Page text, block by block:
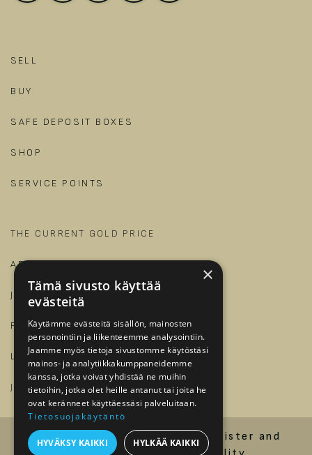
SELL
BUY
SAFE DEPOSIT BOXES
SHOP
SERVICE POINTS
THE CURRENT GOLD PRICE
ARTICLES AND GUIDES
JALONOM
FOR BUSINESSES
LOG IN
JOIN OUR TEAM?​
Order and delivery terms
Register and
×
Tämä sivusto käyttää
evästeitä
Käytämme evästeitä sisällön, mainosten
personointiin ja liikenteemme analysointiin.
Jaamme myös tietoja sivustomme käytöstäsi
mainos- ja analytiikkakumppaneidemme
kanssa, jotka voivat yhdistää ne muihin
tietoihin, jotka olet heille antanut tai joita he
ovat keränneet käyttäessäsi palveluitaan.
Tietosuojakäytäntö
HYVÄKSY KAIKKI HYLKÄÄ KAIKKI